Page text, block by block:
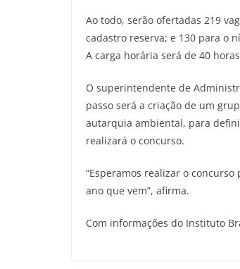
Ao todo, serão ofertadas 219
cadastro reserva; e 130 para o
A carga horária será de 40
O superintendente de
passo será a criação de um
autarquia ambiental, para
realizará o concurso.
“Esperamos realizar o
ano que vem”, afirma.
Com informações do Instituto